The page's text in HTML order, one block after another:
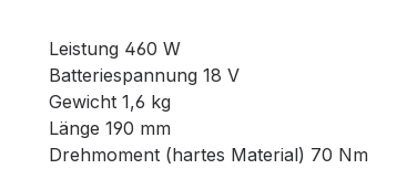
Leistung 460 W
Batteriespannung 18 V
Gewicht 1,6 kg
Länge 190 mm
Drehmoment (hartes Material) 70 Nm